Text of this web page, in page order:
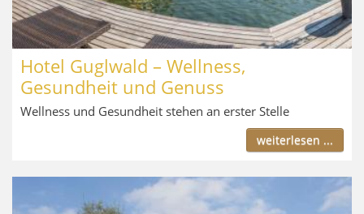
Hotel Guglwald – Wellness,
Gesundheit und Genuss
Wellness und Gesundheit stehen an erster Stelle
weiterlesen ...